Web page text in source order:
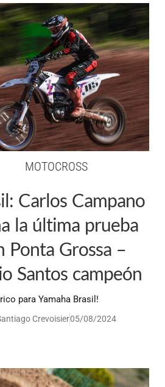
MOTOCROSS
Carlos Campano
la última prueba
Ponta Grossa –
Santos campeón
para Yamaha Brasil!
Crevoisier05/08/2024